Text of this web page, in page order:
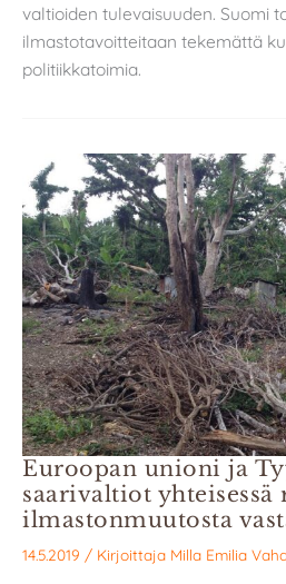
valtioiden tulevaisuuden. Suomi
ilmastotavoitteitaan tekemättä
politiikkatoimia.
Euroopan unioni ja
saarivaltiot yhteisessä
ilmastonmuutosta
14.5.2019 / Kirjoittaja Milla Emilia